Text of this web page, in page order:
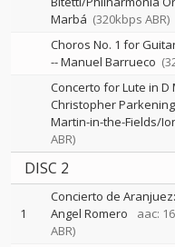
Marbá (320kbps ABR)
Choros No. 1 for
--Manuel Barrueco
Concerto for Lute in D
Christopher
Martin-in-the-Fields/
ABR)
DISC 2
1
Concierto de
Angel Romero
aac:
ABR)